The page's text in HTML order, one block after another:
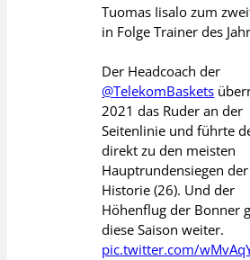
Tuomas Iisalo zum
in Folge Trainer des
Der Headcoach der
@TelekomBaskets
2021 das Ruder an der
Seitenlinie und führte
direkt zu den meisten
Hauptrundensiegen
Historie (26). Und der
Höhenflug der Bonner
diese Saison weiter.
pic.twitter.com/